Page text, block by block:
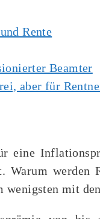
Rente
Beamter
aber für
eine
Warum werden
wenigsten mit